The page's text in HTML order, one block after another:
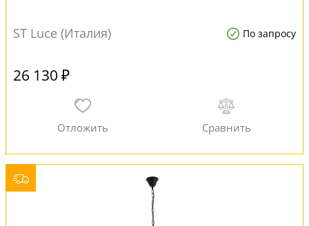
ST Luce (Италия) По запросу
26 130 ₽